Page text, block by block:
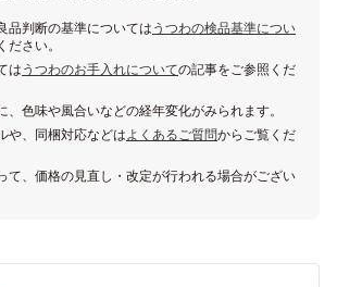
品判断の基準については うつわの検品基準につい
ださい。
は うつわのお手入れについての記事をご参照くだ
、色味や風合いなどの経年変化がみられます。
や、同梱対応などは よくあるご質問からご覧くだ
て、価格の見直し・改定が行われる場合がござい